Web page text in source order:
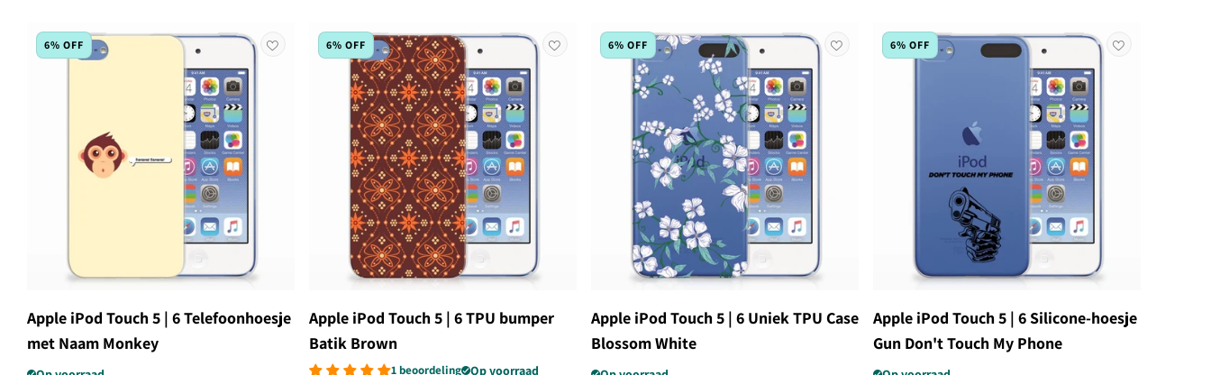
6% OFF
Apple iPod Touch 5 | 6 Telefoonhoesje
met Naam Monkey
6% OFF
Apple iPod Touch 5 | 6 TPU bumper
Batik Brown
1 beoordeling Op voorraad
6% OFF
Apple iPod Touch 5 | 6 Uniek TPU Case
Blossom White
6% OFF
Apple iPod Touch 5 | 6 Silicone-hoesje
Gun Don't Touch My Phone